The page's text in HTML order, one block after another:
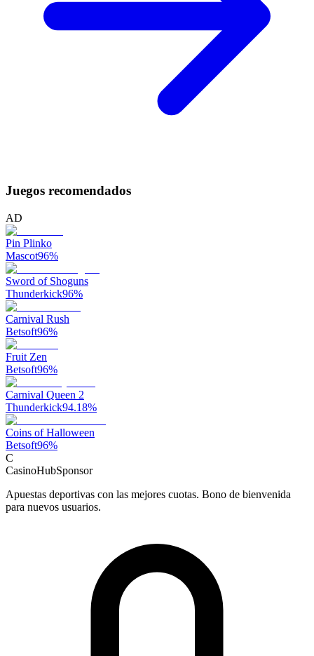
Juegos recomendados
AD
Pin Plinko
Mascot96%
Sword of Shoguns
Thunderkick96%
Carnival Rush
Betsoft96%
Fruit Zen
Betsoft96%
Carnival Queen 2
Thunderkick94.18%
Coins of Halloween
Betsoft96%
C
CasinoHubSponsor
Apuestas deportivas con las mejores cuotas. Bono de bienvenida
para nuevos usuarios.